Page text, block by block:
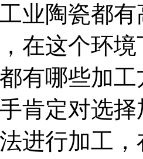
业陶瓷都
在这个环
有哪些加
肯定对选
进行加工